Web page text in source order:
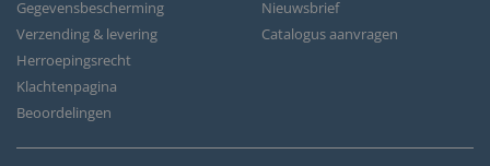
Gegevensbescherming
Verzending & levering
Herroepingsrecht
Klachtenpagina
Beoordelingen
Nieuwsbrief
Catalogus aanvragen